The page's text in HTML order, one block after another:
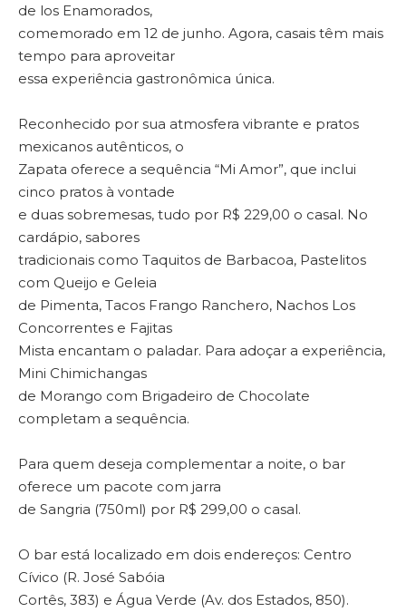
de los Enamorados,
comemorado em 12 de junho. Agora, casais têm mais
tempo para aproveitar
essa experiência gastronômica única.
Reconhecido por sua atmosfera vibrante e pratos
mexicanos autênticos, o
Zapata oferece a sequência “Mi Amor”, que inclui
cinco pratos à vontade
e duas sobremesas, tudo por R$ 229,00 o casal. No
cardápio, sabores
tradicionais como Taquitos de Barbacoa, Pastelitos
com Queijo e Geleia
de Pimenta, Tacos Frango Ranchero, Nachos Los
Concorrentes e Fajitas
Mista encantam o paladar. Para adoçar a experiência,
Mini Chimichangas
de Morango com Brigadeiro de Chocolate
completam a sequência.
Para quem deseja complementar a noite, o bar
oferece um pacote com jarra
de Sangria (750ml) por R$ 299,00 o casal.
O bar está localizado em dois endereços: Centro
Cívico (R. José Sabóia
Cortês, 383) e Água Verde (Av. dos Estados, 850).